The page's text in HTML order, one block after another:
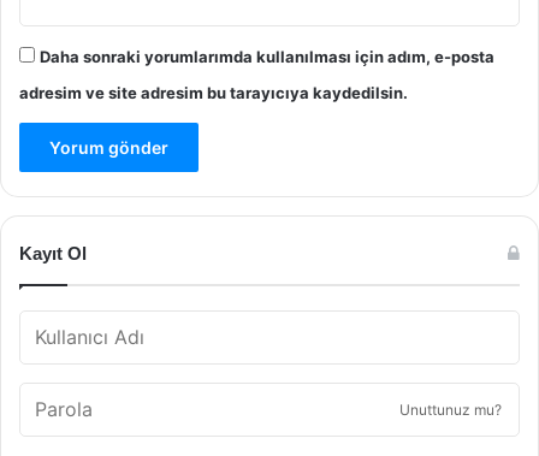
Daha sonraki yorumlarımda kullanılması için adım, e-posta
adresim ve site adresim bu tarayıcıya kaydedilsin.
Kayıt Ol
Unuttunuz mu?